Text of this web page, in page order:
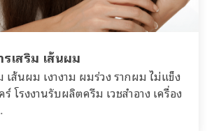
เสริม เส้นผม
เส้นผม เงางาม ผมร่วง รากผม ไ่ม่แข็ง
โรงงานรับผลิตครีม เวชสำอาง เครื่อง